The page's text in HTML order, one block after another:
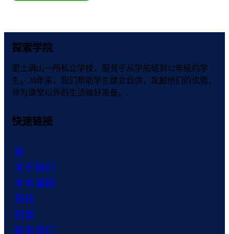
探索学院
里士满山一所私立学校，服务于从学前班到12年级的学
生。20年来，我们帮助学生建立自信，发掘他们的优势，
并为课堂以外的生活做好准备。.
快速链接
家
关于我们
学术课程
夜校
招录
联系我们